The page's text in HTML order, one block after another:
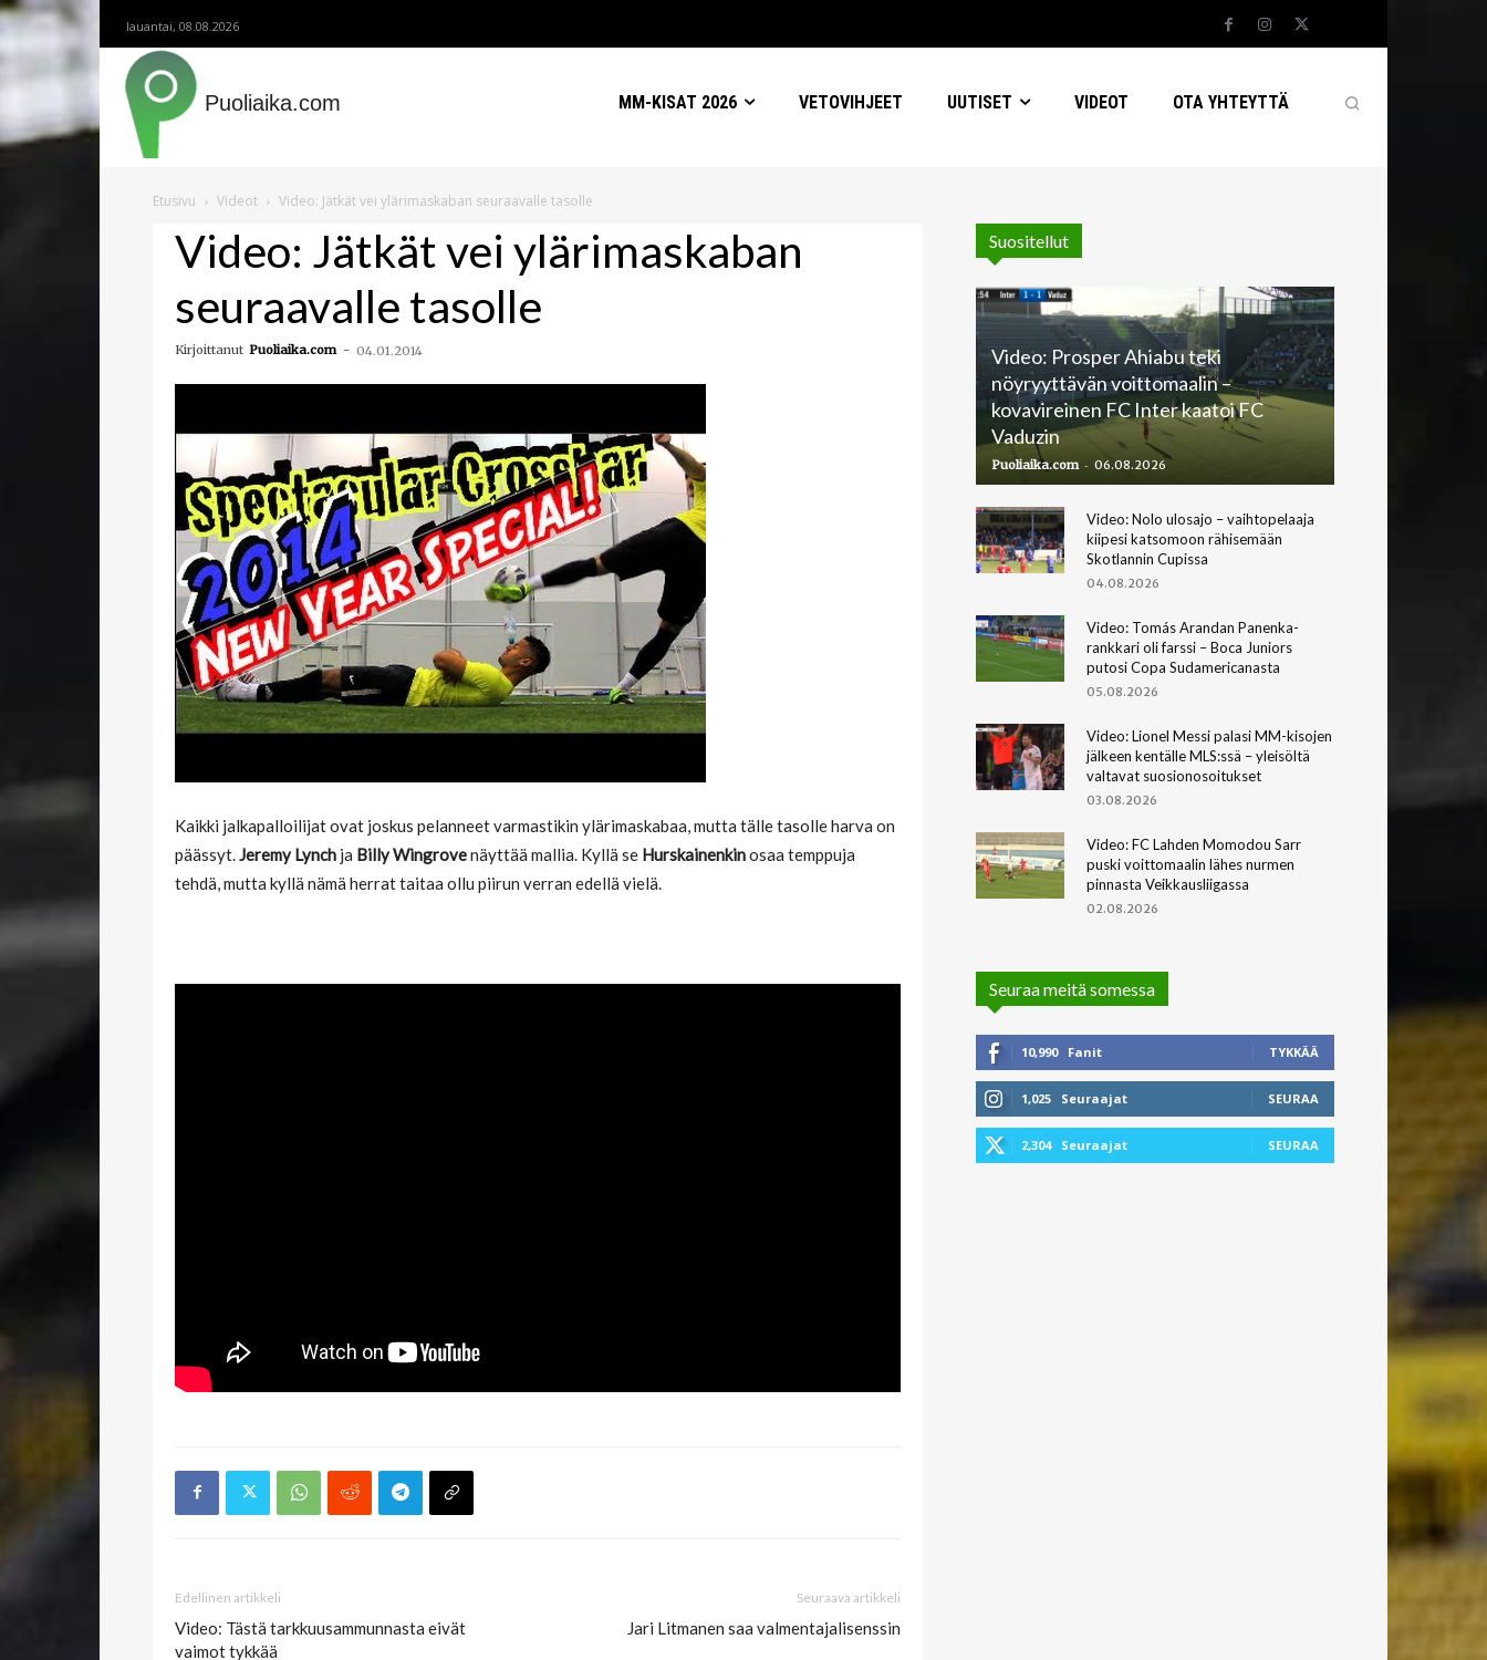
lauantai, 08.08.2026
Puoliaika.com MM-KISAT 2026 VETOVIHJEET UUTISET VIDEOT OTA YHTEYTTÄ
Etusivu Videot Video: Jätkät vei ylärimaskaban seuraavalle tasolle
Video: Jätkät vei ylärimaskaban
seuraavalle tasolle
Kirjoittanut Puoliaika.com - 04.01.2014
Kaikki jalkapalloilijat ovat joskus pelanneet varmastikin ylärimaskabaa, mutta tälle tasolle harva on
päässyt.Jeremy Lynch ja Billy Wingrovenäyttää mallia. Kyllä se Hurskainenkinosaa temppuja
tehdä, mutta kyllä nämä herrat taitaa ollu piirun verran edellä vielä.
Edellinen artikkeli
Video: Tästä tarkkuusammunnasta eivät
vaimot tykkää
Seuraava artikkeli
Jari Litmanen saa valmentajalisenssin
Suositellut
Video: Prosper Ahiabu teki
nöyryyttävän voittomaalin –
kovavireinen FC Inter kaatoi FC
Vaduzin
Puoliaika.com - 06.08.2026
Video: Nolo ulosajo – vaihtopelaaja
kiipesi katsomoon rähisemään
Skotlannin Cupissa
04.08.2026
Video: Tomás Arandan Panenka-
rankkari oli farssi – Boca Juniors
putosi Copa Sudamericanasta
05.08.2026
Video: Lionel Messi palasi MM-kisojen
jälkeen kentälle MLS:ssä – yleisöltä
valtavat suosionosoitukset
03.08.2026
Video: FC Lahden Momodou Sarr
puski voittomaalin lähes nurmen
pinnasta Veikkausliigassa
02.08.2026
Seuraa meitä somessa
10,990 Fanit TYKKÄÄ
1,025 Seuraajat SEURAA
2,304 Seuraajat SEURAA